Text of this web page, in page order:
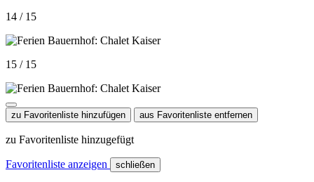
14 / 15
15 / 15
zu Favoritenliste hinzufügen aus Favoritenliste entfernen
zu Favoritenliste hinzugefügt
Favoritenliste anzeigen schließen